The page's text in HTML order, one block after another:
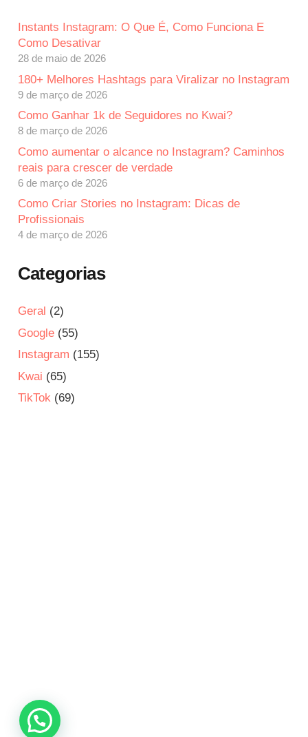
Instants Instagram: O Que É, Como Funciona E
Como Desativar
28 de maio de 2026
180+ Melhores Hashtags para Viralizar no Instagram
9 de março de 2026
Como Ganhar 1k de Seguidores no Kwai?
8 de março de 2026
Como aumentar o alcance no Instagram? Caminhos
reais para crescer de verdade
6 de março de 2026
Como Criar Stories no Instagram: Dicas de
Profissionais
4 de março de 2026
Categorias
Geral (2)
Google(55)
Instagram (155)
Kwai (65)
TikTok(69)